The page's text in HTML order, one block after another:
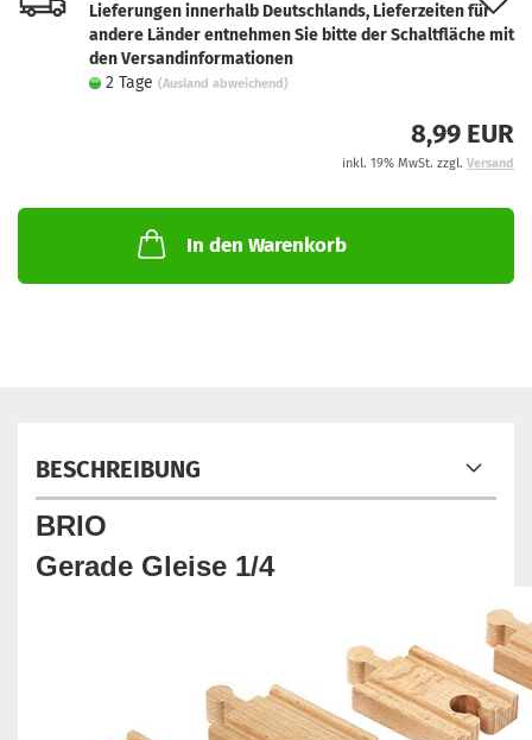
Lieferungen innerhalb Deutschlands, Lieferzeiten für
andere Länder entnehmen Sie bitte der Schaltfläche mit
den Versandinformationen
2 Tage (Ausland abweichend)
8,99 EUR
inkl. 19% MwSt. zzgl. Versand
In den Warenkorb
BESCHREIBUNG
BRIO
Gerade Gleise 1/4